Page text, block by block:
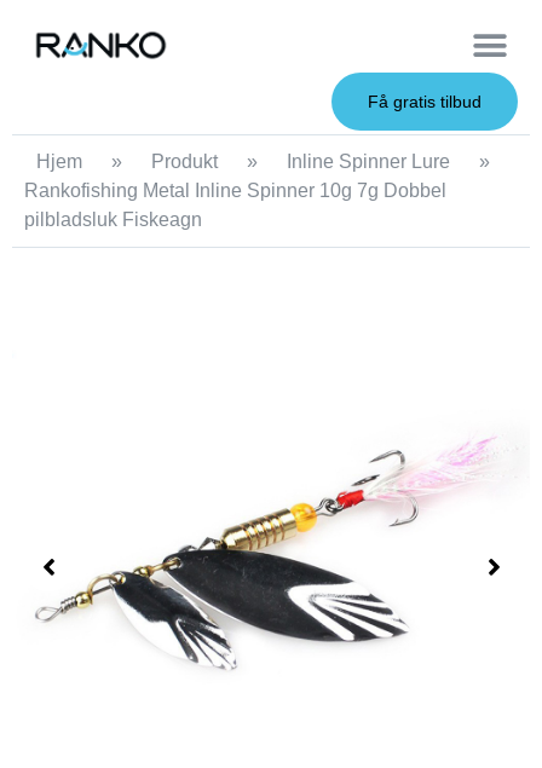
Få gratis tilbud
Hjem » Produkt » Inline Spinner Lure
»
Rankofishing Metal Inline Spinner 10g 7g Dobbel
pilbladsluk Fiskeagn